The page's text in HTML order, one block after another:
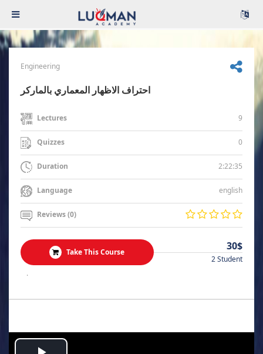
Engineering
احتراف الاظهار المعماري بالماركر
Lectures 9
Quizzes 0
Duration 2:22:35
Language english
Reviews (0)
Take This Course 30$
2 Student
.